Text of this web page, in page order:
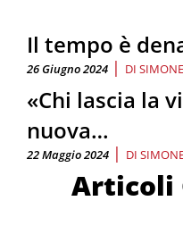
Il tempo è
26 Giugno 2024 | DI
«Chi lascia la
nuova…
22 Maggio 2024 | DI
Articoli